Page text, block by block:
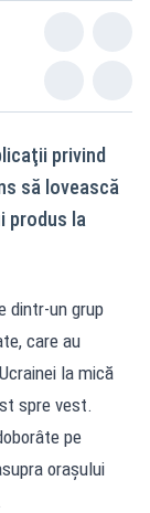
privind
să lovească
produs la
dintr-un grup
care au
la mică
spre vest.
pe
oraşului